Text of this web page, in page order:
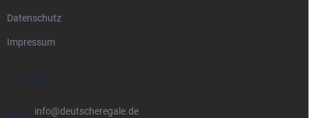
Datenschutz
Impressum
KONTAKT
info@deutscheregale.de